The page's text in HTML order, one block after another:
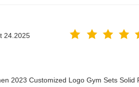
24.2025
2023 Customized Logo Gym Sets Solid